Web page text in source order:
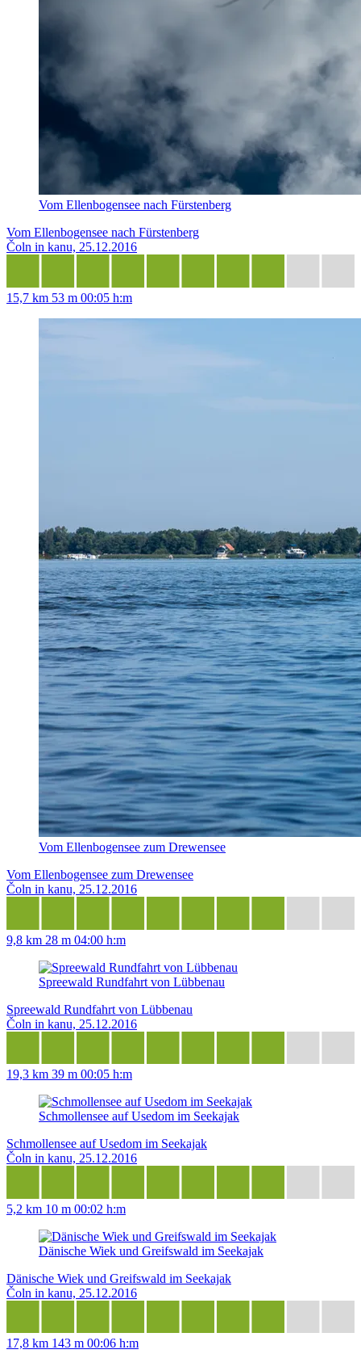
Vom Ellenbogensee nach Fürstenberg
Vom Ellenbogensee nach Fürstenberg
Čoln in kanu, 25.12.2016
15,7 km 53 m 00:05 h:m
Vom Ellenbogensee zum Drewensee
Vom Ellenbogensee zum Drewensee
Čoln in kanu, 25.12.2016
9,8 km 28 m 04:00 h:m
Spreewald Rundfahrt von Lübbenau
Spreewald Rundfahrt von Lübbenau
Čoln in kanu, 25.12.2016
19,3 km 39 m 00:05 h:m
Schmollensee auf Usedom im Seekajak
Schmollensee auf Usedom im Seekajak
Čoln in kanu, 25.12.2016
5,2 km 10 m 00:02 h:m
Dänische Wiek und Greifswald im Seekajak
Dänische Wiek und Greifswald im Seekajak
Čoln in kanu, 25.12.2016
17,8 km 143 m 00:06 h:m